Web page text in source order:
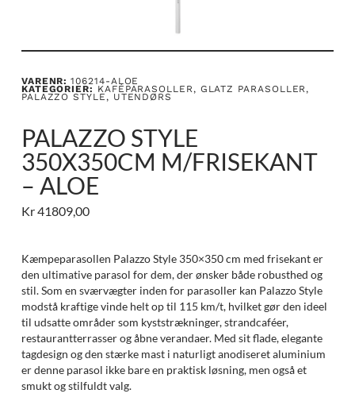
VARENR:106214-ALOE
KATEGORIER: KAFÉPARASOLLER, GLATZ PARASOLLER,
PALAZZO STYLE, UTENDØRS
PALAZZO STYLE
350X350CM M/FRISEKANT
– ALOE
Kr41809,00
Kæmpeparasollen Palazzo Style 350×350 cm med frisekant er
den ultimative parasol for dem, der ønsker både robusthed og
stil. Som en sværvægter inden for parasoller kan Palazzo Style
modstå kraftige vinde helt op til 115 km/t, hvilket gør den ideel
til udsatte områder som kyststrækninger, strandcaféer,
restaurantterrasser og åbne verandaer. Med sit flade, elegante
tagdesign og den stærke mast i naturligt anodiseret aluminium
er denne parasol ikke bare en praktisk løsning, men også et
smukt og stilfuldt valg.